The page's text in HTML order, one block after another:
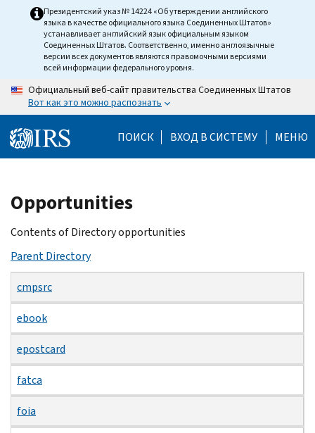
Президентский указ № 14224 «Об утверждении английского
языка в качестве официального языка Соединенных Штатов»
устанавливает английский язык официальным языком
Соединенных Штатов. Соответственно, именно англоязычные
версии всех документов являются правомочными версиями
всей информации федерального уровня.
Официальный веб-сайт правительства Соединенных Штатов
Вот как это можно распознать
ПОИСК ВХОД В СИСТЕМУ МЕНЮ
Beginning
of
main
Opportunities
Contents of Directory opportunities
Parent Directory
cmpsrc
ebook
epostcard
fatca
foia